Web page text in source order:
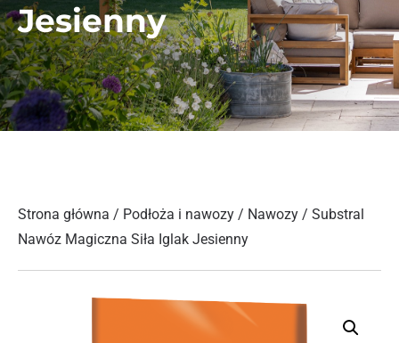
Jesienny
Strona główna / Podłoża i nawozy / Nawozy / Substral
Nawóz Magiczna Siła Iglak Jesienny